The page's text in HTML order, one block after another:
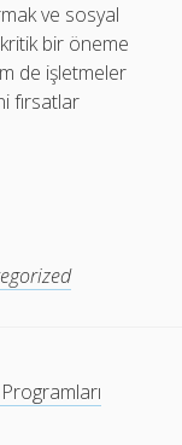
ve sosyal
bir öneme
de işletmeler
fırsatlar